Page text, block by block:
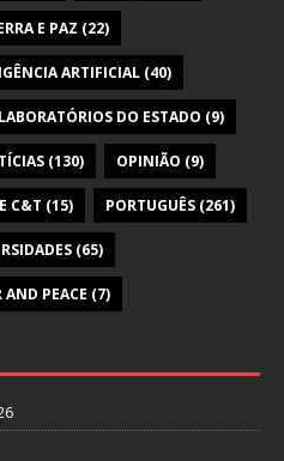
E PAZ (22)
ARTIFICIAL (40)
LABORATÓRIOS DO ESTADO (9)
(130) OPINIÃO (9)
C&T (15) PORTUGUÊS (261)
(65)
AND PEACE (7)